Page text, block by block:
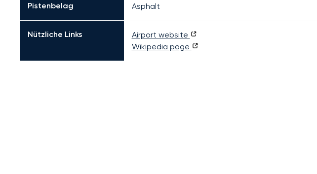
Pistenbelag Asphalt
Nützliche Links
Airport website
Wikipedia page